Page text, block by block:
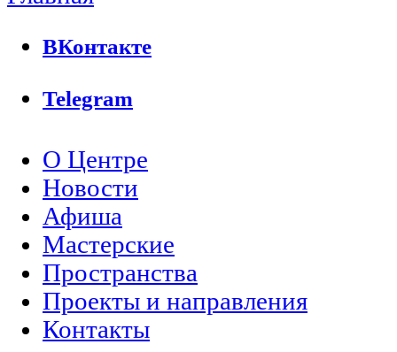
ВКонтакте
Telegram
Главное меню
О Центре
Новости
Афиша
Мастерские
Пространства
Проекты и направления
Контакты